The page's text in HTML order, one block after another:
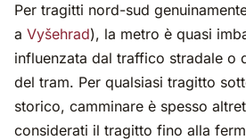
Per tragitti nord-sud
a Vyšehrad), la metro è quasi
influenzata dal traffico stradale o
del tram. Per qualsiasi tragitto
storico, camminare è spesso
considerati il tragitto fino alla